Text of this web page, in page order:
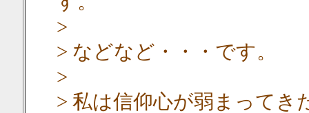
>
> などなど・・・です。
>
> 私は信仰心が弱まってき